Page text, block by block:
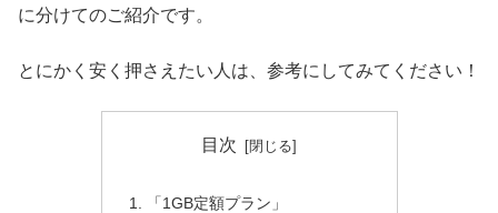
に分けてのご紹介です。
とにかく安く押さえたい人は、参考にしてみてください！
目次
「1GB定額プラン」